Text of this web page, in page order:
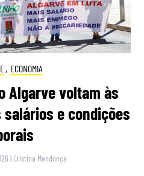
, ECONOMIA
Algarve voltam às
e condições
| Cristina Mendonça